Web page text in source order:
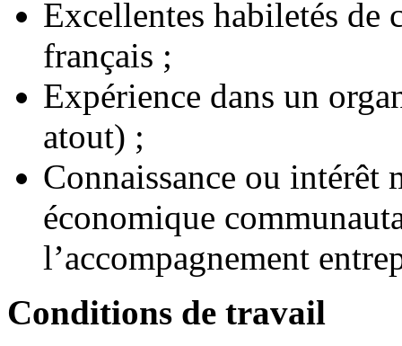
Excellentes habiletés de
français ;
Expérience dans un
atout) ;
Connaissance ou intérêt
économique
l’accompagnement
Conditions de travail